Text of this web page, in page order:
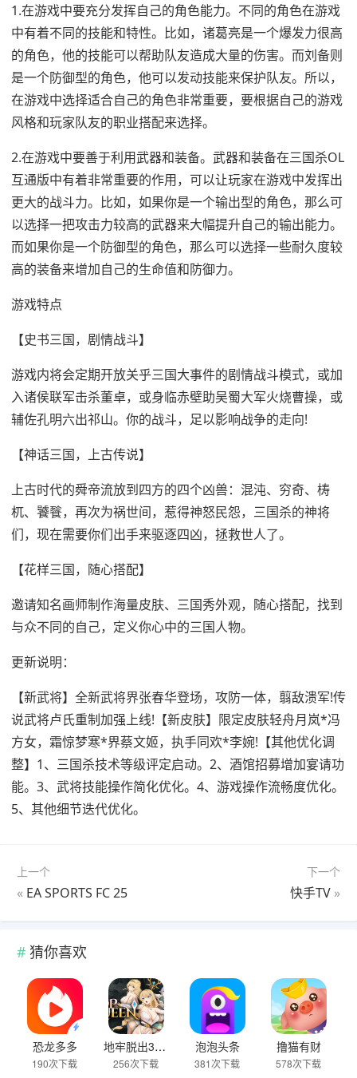
1.在游戏中要充分发挥自己的角色能力。不同的角色在游戏
中有着不同的技能和特性。比如，诸葛亮是一个爆发力很高
的角色，他的技能可以帮助队友造成大量的伤害。而刘备则
是一个防御型的角色，他可以发动技能来保护队友。所以，
在游戏中选择适合自己的角色非常重要，要根据自己的游戏
风格和玩家队友的职业搭配来选择。
2.在游戏中要善于利用武器和装备。武器和装备在三国杀OL
互通版中有着非常重要的作用，可以让玩家在游戏中发挥出
更大的战斗力。比如，如果你是一个输出型的角色，那么可
以选择一把攻击力较高的武器来大幅提升自己的输出能力。
而如果你是一个防御型的角色，那么可以选择一些耐久度较
高的装备来增加自己的生命值和防御力。
游戏特点
【史书三国，剧情战斗】
游戏内将会定期开放关乎三国大事件的剧情战斗模式，或加
入诸侯联军击杀董卓，或身临赤壁助吴蜀大军火烧曹操，或
辅佐孔明六出祁山。你的战斗，足以影响战争的走向!
【神话三国，上古传说】
上古时代的舜帝流放到四方的四个凶兽：混沌、穷奇、梼
杌、饕餮，再次为祸世间，惹得神怒民怨，三国杀的神将
们，现在需要你们出手来驱逐四凶，拯救世人了。
【花样三国，随心搭配】
邀请知名画师制作海量皮肤、三国秀外观，随心搭配，找到
与众不同的自己，定义你心中的三国人物。
更新说明：
【新武将】全新武将界张春华登场，攻防一体，翦敌溃军!传
说武将卢氏重制加强上线!【新皮肤】限定皮肤轻舟月岚*冯
方女，霜惊梦寒*界蔡文姬，执手同欢*李婉!【其他优化调
整】1、三国杀技术等级评定启动。2、酒馆招募增加宴请功
能。3、武将技能操作简化优化。4、游戏操作流畅度优化。
5、其他细节迭代优化。
上一个
« EA SPORTS FC 25
下一个
快手TV »
猜你喜欢
恐龙多多
190次下载
地牢脱出3 轮回女王
256次下载
泡泡头条
381次下载
撸猫有财
578次下载